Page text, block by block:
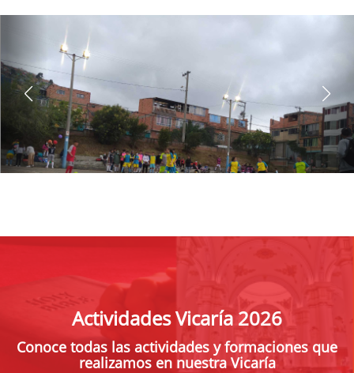
Actividades Vicaría 2026
Conoce todas las actividades y formaciones que
realizamos en nuestra Vicaría